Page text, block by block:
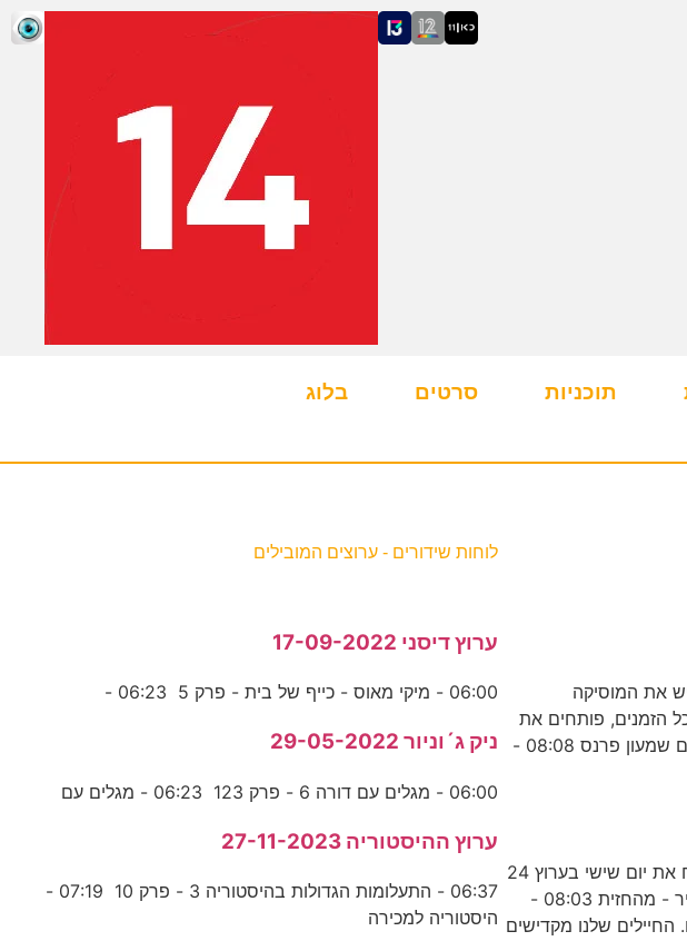
תוכניות סרטים בלוג
לכל אחד יש את המוסיקה
הזמנים, פותחים את
השבת רק בכחול לבן. ש.ח. הרכב מנצח עם שמעון פרנס 08:08 -
יום שישי הגיע 06:00 - 08:03 בואו לפתוח את יום שישי בערוץ 24
עם כל השירים האהובים. ש.ח. ד''ש עם שיר - מהחזית 08:03 -
לוחות שידורים - ערוצים המובילים
ערוץ דיסני 17-09-2022
06:00 - מיקי מאוס - כייף של בית - פרק 5 06:23 -
ניק ג´וניור 29-05-2022
06:00 - מגלים עם דורה 6 - פרק 123 06:23 - מגלים עם
ערוץ ההיסטוריה 27-11-2023
06:37 - התעלומות הגדולות בהיסטוריה 3 - פרק 10 07:19 -
היסטוריה למכירה